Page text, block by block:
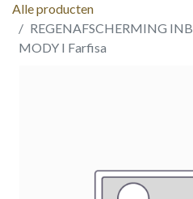
Alle producten
REGENAFSCHERMING
MODY I Farfisa